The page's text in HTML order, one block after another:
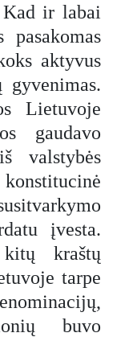
ir labai
aktyvus
Lietuvoje
gaudavo
valstybės
įvesta.
kraštų
tarpe
buvo